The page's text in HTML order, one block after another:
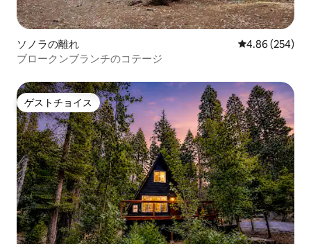
ソノラの離れ レビュー254
4.86 (254)
ブロークンブランチのコテージ
ゲストチョイス
ゲストチョイス